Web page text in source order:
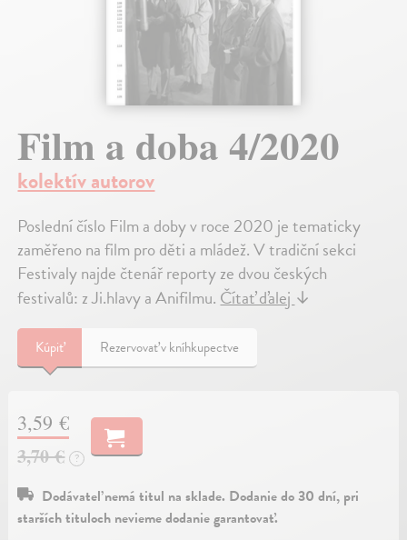
Film a doba 4/2020
kolektív autorov
Poslední číslo Film a doby v roce 2020 je tematicky
zaměřeno na film pro děti a mládež. V tradiční sekci
Festivaly najde čtenář reporty ze dvou českých
festivalů: z Ji.hlavy a Anifilmu.Čítať ďalej↓
Kúpiť Rezervovať v kníhkupectve
3,59 €
3,70 €
?
Dodávateľ nemá titul na sklade. Dodanie do 30 dní, pri
starších tituloch nevieme dodanie garantovať.